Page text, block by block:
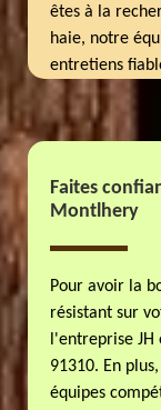
êtes à la
haie, notre
entretiens
Faites
Montlhery
Pour avoir la
résistant sur
l'entreprise
91310. En
équipes